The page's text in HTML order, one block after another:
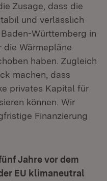
Zusage, dass die
und verlässlich
Württemberg in
die Wärmepläne
haben. Zugleich
machen, dass
privates Kapital für
können. Wir
Finanzierung
Jahre vor dem
EU klimaneutral